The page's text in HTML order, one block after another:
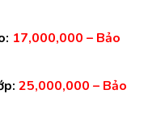
17,000,000 – Bảo
25,000,000 – Bảo